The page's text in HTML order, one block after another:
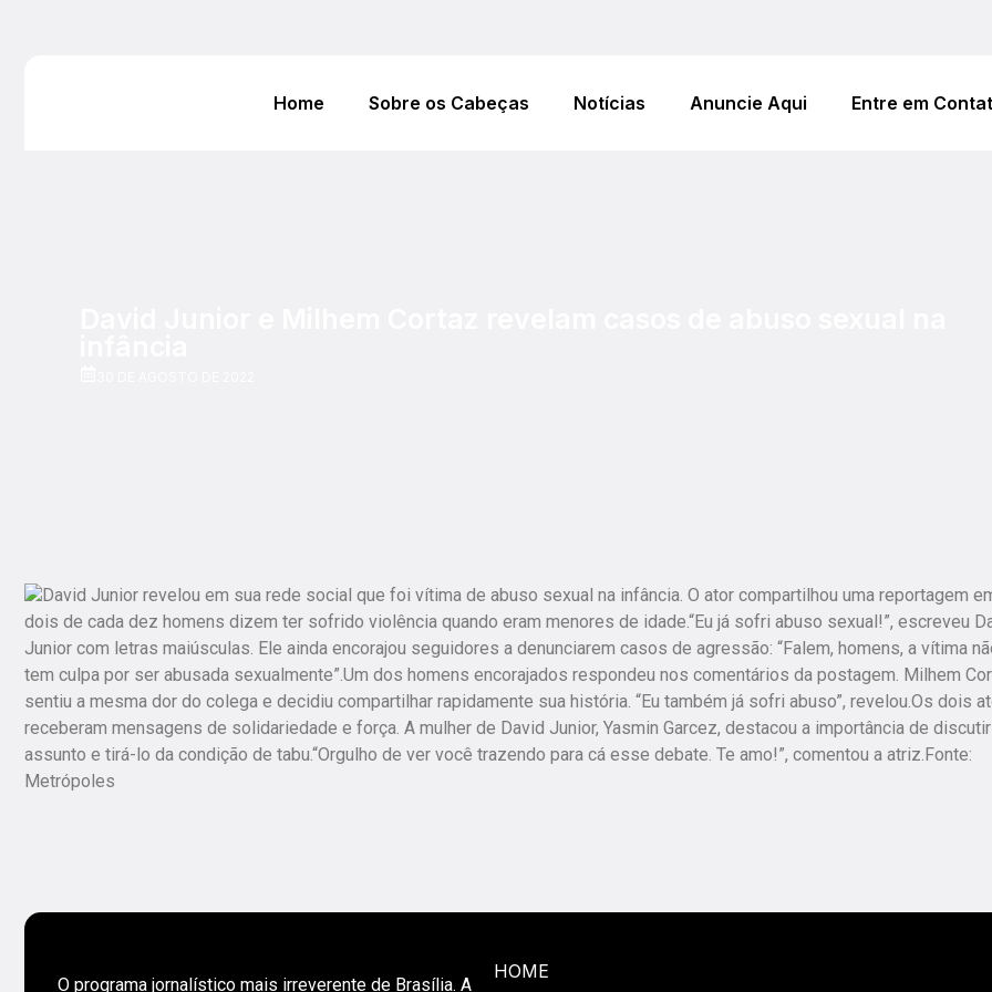
Home Sobre os Cabeças Notícias Anuncie Aqui Entre em
David Junior revelou em sua rede social que foi vítima de abuso sexual na infância. O ator compartilhou uma reportagem
dois de cada dez homens dizem ter sofrido violência quando eram menores de idade.“Eu já sofri abuso sexual!”, escreveu
Junior com letras maiúsculas. Ele ainda encorajou seguidores a denunciarem casos de agressão: “Falem, homens, a vítima
tem culpa por ser abusada sexualmente”.Um dos homens encorajados respondeu nos comentários da postagem. Milhem
sentiu a mesma dor do colega e decidiu compartilhar rapidamente sua história. “Eu também já sofri abuso”, revelou.Os dois
receberam mensagens de solidariedade e força. A mulher de David Junior, Yasmin Garcez, destacou a importância de
assunto e tirá-lo da condição de tabu.“Orgulho de ver você trazendo para cá esse debate. Te amo!”, comentou a atriz.Fonte:
Metrópoles
O programa jornalístico mais irreverente de Brasília. A
HOME